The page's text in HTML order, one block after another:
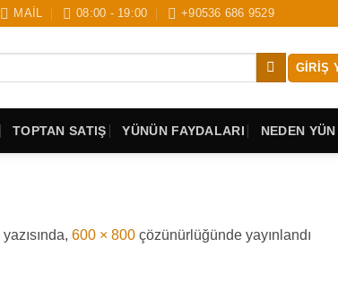
MAİL 08:00 - 19:00 +90536 686 9529
GIRIŞ
TOPTAN SATIŞ YÜNÜN FAYDALARI NEDEN
yazısında, 600 × 800 çözünürlüğünde yayınlandı